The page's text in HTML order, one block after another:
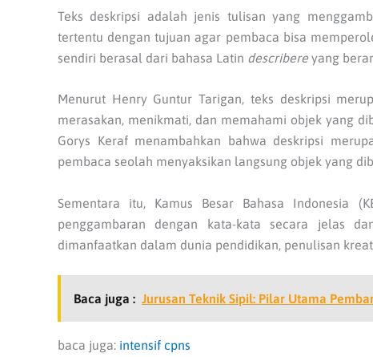
Teks deskripsi adalah jenis tulisan yang
tertentu dengan tujuan agar pembaca bisa
sendiri berasal dari bahasa Latin describere yang
Menurut Henry Guntur Tarigan, teks deskripsi
merasakan, menikmati, dan memahami objek yang
Gorys Keraf menambahkan bahwa deskripsi
pembaca seolah menyaksikan langsung objek yang
Sementara itu, Kamus Besar Bahasa Indonesia
penggambaran dengan kata-kata secara jelas
dimanfaatkan dalam dunia pendidikan, penulisan
Baca juga : Jurusan Teknik Sipil: Pilar Utama
baca juga: intensif cpns